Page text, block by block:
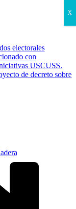
electorales
con
USCUSS.
de decreto sobre
X